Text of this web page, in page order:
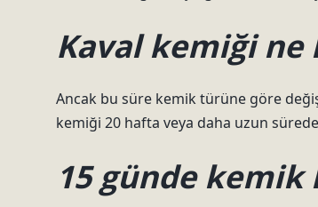
Kaval kemiği ne
Ancak bu süre kemik türüne göre
kemiği 20 hafta veya daha uzun
15 günde kemik